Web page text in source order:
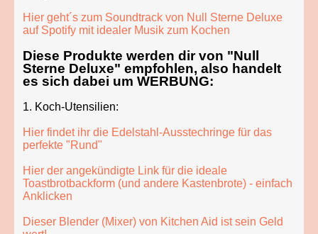
Hier geht´s zum Soundtrack von Null Sterne Deluxe
auf Spotify mit idealer Musik zum Kochen
Diese Produkte werden dir von "Null
Sterne Deluxe" empfohlen, also handelt
es sich dabei um WERBUNG:
1. Koch-Utensilien:
Hier findet ihr die Edelstahl-Ausstechringe für das
perfekte "Rund"
Hier der angekündigte Link für die ideale
Toastbrotbackform (und andere Kastenbrote) - einfach
Anklicken
Dieser Blender (Mixer) von Kitchen Aid ist sein Geld